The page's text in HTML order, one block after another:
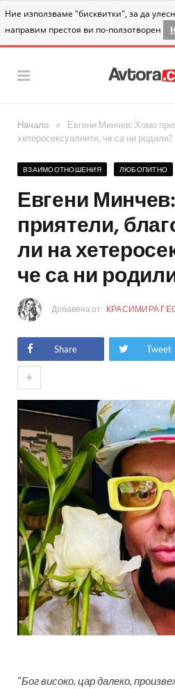
Ние използваме "бисквитки", за да
направим престоя ви по-ползотворен
Начало »
Евгени Минчев: Хомо
хетеросексуалните, че са ни родили?
ВЗАИМООТНОШЕНИЯ ЛЮБОПИТНО
Евгени
приятели,
ли на
че са ни
Добавена от: КРАСИМИРА
Share Tweet
+
"Бог високо, цар далеко,